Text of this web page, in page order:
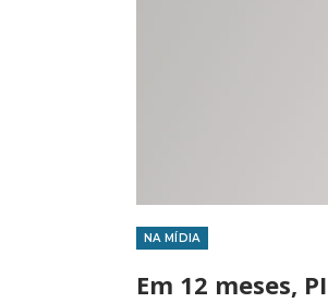
NA MÍDIA
Em 12 meses,